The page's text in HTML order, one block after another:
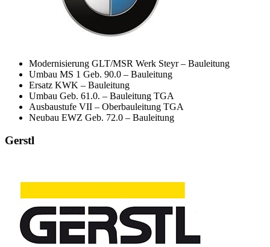
Modernisierung GLT/MSR Werk Steyr – Bauleitung
Umbau MS 1 Geb. 90.0 – Bauleitung
Ersatz KWK – Bauleitung
Umbau Geb. 61.0. – Bauleitung TGA
Ausbaustufe VII – Oberbauleitung TGA
Neubau EWZ Geb. 72.0 – Bauleitung
Gerstl